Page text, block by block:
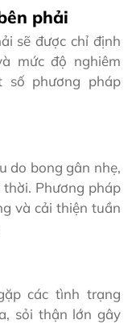
phải
sẽ được chỉ định
mức độ nghiêm
số phương pháp
do bong gân nhẹ,
Phương pháp
và cải thiện tuần
các tình trạng
sỏi thận lớn gây